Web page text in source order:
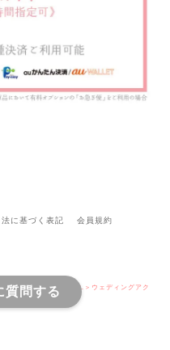
に基づく表記 会員規約
プ＜STELLA BRIDAL＞ウェディングアク
質問する